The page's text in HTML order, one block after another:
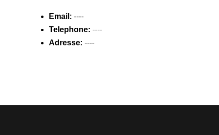
Email: ----
Telephone: ----
Adresse: ----